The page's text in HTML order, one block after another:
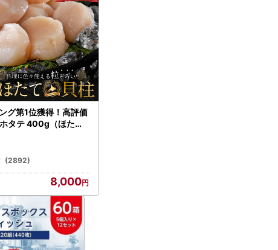
グ第1位獲得！高評価
タテ 400g（ほたて
(2892)
8,000